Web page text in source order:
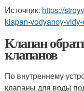
Источник: https://
klapan-vodyanoy-
Клапан
клапанов
По внутреннему
клапаны для воды